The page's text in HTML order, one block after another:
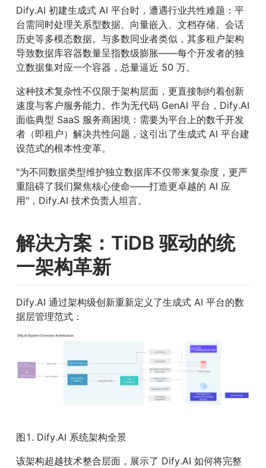
Dify.AI 初建生成式 AI 平台时，遭遇行业共性难题：平
台需同时处理关系型数据、向量嵌入、文档存储、会话
历史等多模态数据。与多数同业者类似，其多租户架构
导致数据库容器数量呈指数级膨胀——每个开发者的独
立数据集对应一个容器，总量逼近 50 万。
这种技术复杂性不仅限于架构层面，更直接制约着创新
速度与客户服务能力。作为无代码 GenAI 平台，Dify.AI
面临典型 SaaS 服务商困境：需要为平台上的数千开发
者（即租户）解决共性问题，这引出了生成式 AI 平台建
设范式的根本性变革。
"为不同数据类型维护独立数据库不仅带来复杂度，更严
重阻碍了我们聚焦核心使命——打造更卓越的 AI 应
用"，Dify.AI 技术负责人坦言。
解决方案：TiDB 驱动的统
一架构革新
Dify.AI 通过架构级创新重新定义了生成式 AI 平台的数
据层管理范式：
图1. Dify.AI 系统架构全景
该架构超越技术整合层面，展示了 Dify.AI 如何将完整